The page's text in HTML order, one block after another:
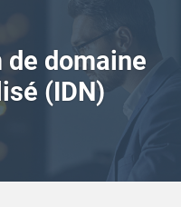
de domaine
(IDN)